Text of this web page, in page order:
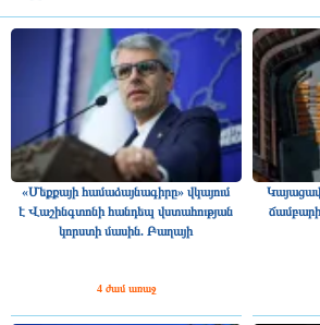
«Մեքքայի համաձայնագիրը» վկայում
է Վաշինգտոնի հանդեպ վստահության
կորստի մասին. Բաղայի
4 ժամ առաջ